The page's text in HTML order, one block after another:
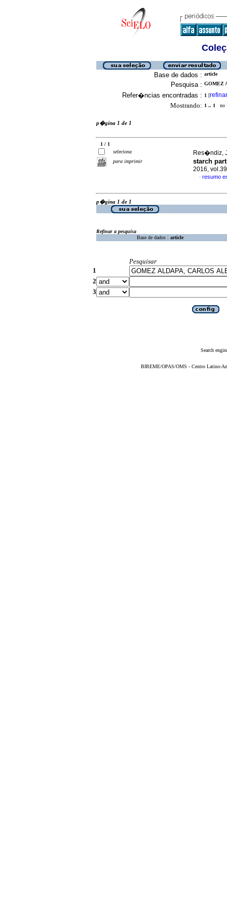
Base de dados : article
Pesquisa : GOMEZ
Refer�ncias encontradas : 1 [refinar
Mostrando: 1 .. 1 no
p�gina 1 de 1
1 / 1
seleciona
para imprimir
Res�ndiz,
starch
2016,
· resumo
p�gina 1 de 1
Refinar a pesquisa
Base de dados : article
Pesquisar
1
2
3
Search
BIREME/OPAS/OMS - Centro Latino-